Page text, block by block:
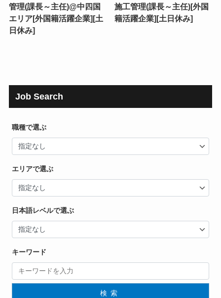
管理(課長～主任)@中四国
エリア[外国籍活躍企業][土
日休み]
施工管理(課長～主任)[外国
籍活躍企業][土日休み]
Job Search
職種で選ぶ
エリアで選ぶ
日本語レベルで選ぶ
キーワード
検索